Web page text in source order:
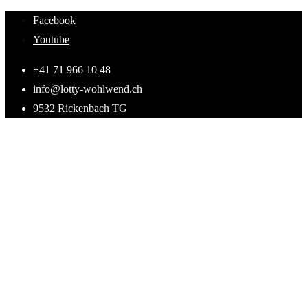
Facebook
Youtube
+41 71 966 10 48
info@lotty-wohlwend.ch
9532 Rickenbach TG